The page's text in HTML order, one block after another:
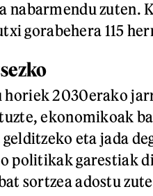
nabarmendu zuten.
gorabehera 115
2030erako
ekonomikoak
eta jada
politikak garestiak
sortzea adostu